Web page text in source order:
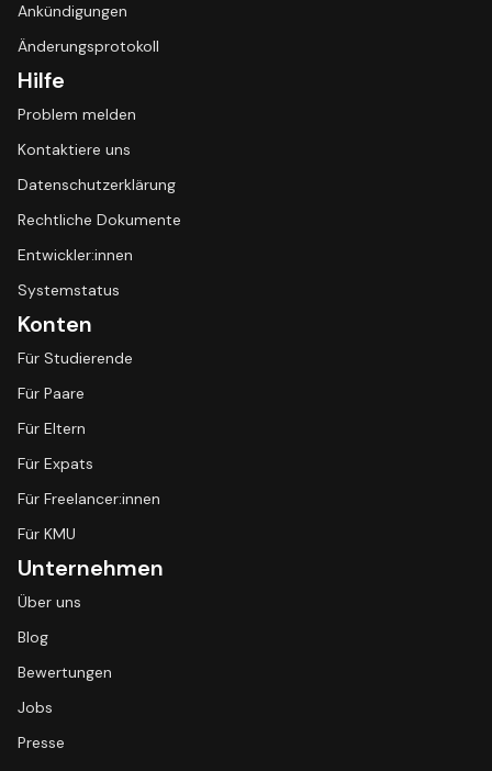
Ankündigungen
Änderungsprotokoll
Hilfe
Problem melden
Kontaktiere uns
Datenschutzerklärung
Rechtliche Dokumente
Entwickler:innen
Systemstatus
Konten
Für Studierende
Für Paare
Für Eltern
Für Expats
Für Freelancer:innen
Für KMU
Unternehmen
Über uns
Blog
Bewertungen
Jobs
Presse